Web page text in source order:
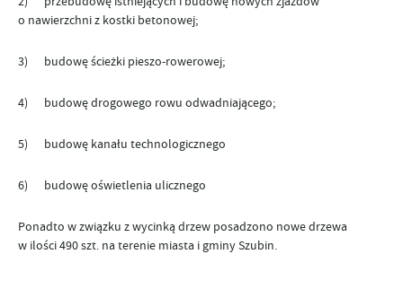
o nawierzchni z kostki betonowej;
3) budowę ścieżki pieszo-rowerowej;
4) budowę drogowego rowu odwadniającego;
5) budowę kanału technologicznego
6) budowę oświetlenia ulicznego
Ponadto w związku z wycinką drzew posadzono nowe drzewa
w ilości 490 szt. na terenie miasta i gminy Szubin.